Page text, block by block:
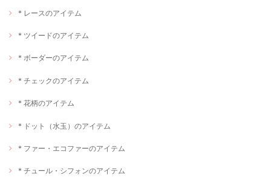
* レースのアイテム
* ツイードのアイテム
* ボーダーのアイテム
* チェックのアイテム
* 花柄のアイテム
* ドット（水玉）のアイテム
* ファー・エコファーのアイテム
* チュール・シフォンのアイテム